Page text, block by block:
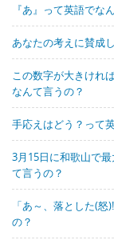
『あ』って英語でな
あなたの考えに賛成
この数字が大きけれ
なんて言うの？
手応えはどう？って
3月15日に和歌山で
て言うの？
「あ～、落とした(
の？